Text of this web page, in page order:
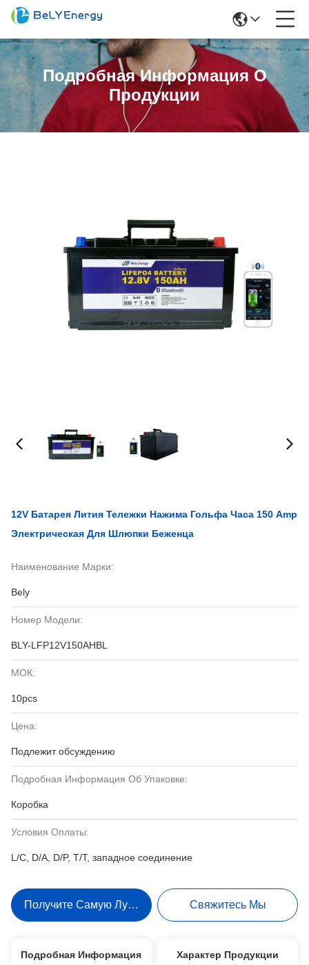
Подробная Информация О
Продукции
12V Батарея Лития Тележки Нажима Гольфа Часа 150 Amp
Электрическая Для Шлюпки Беженца
Наименование Марки:
Bely
Номер Модели:
BLY-LFP12V150AHBL
МОК:
10pcs
Цена:
Подлежит обсуждению
Подробная Информация Об Упаковке:
Коробка
Условия Оплаты:
L/C, D/A, D/P, T/T, западное соединение
Получите Самую Лучшую Цену Свяжитесь Мы
Подробная Информация Характер Продукции